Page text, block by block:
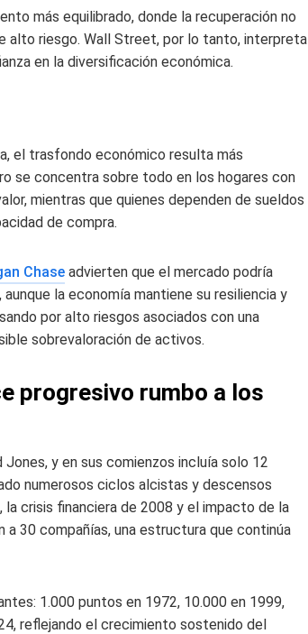
más equilibrado, donde la recuperación no
alto riesgo. Wall Street, por lo tanto, interpreta
en la diversificación económica.
el trasfondo económico resulta más
se concentra sobre todo en los hogares con
mientras que quienes dependen de sueldos
de compra.
Chase advierten que el mercado podría
la economía mantiene su resiliencia y
por alto riesgos asociados con una
sobrevaloración de activos.
progresivo rumbo a los
y en sus comienzos incluía solo 12
numerosos ciclos alcistas y descensos
la crisis financiera de 2008 y el impacto de la
a 30 compañías, una estructura que continúa
1.000 puntos en 1972, 10.000 en 1999,
reflejando el crecimiento sostenido del